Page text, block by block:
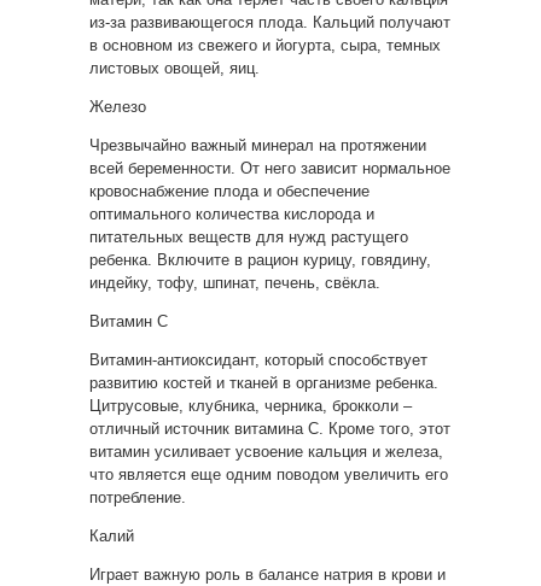
из-за развивающегося плода. Кальций получают
в основном из свежего и йогурта, сыра, темных
листовых овощей, яиц.
Железо
Чрезвычайно важный минерал на протяжении
всей беременности. От него зависит нормальное
кровоснабжение плода и обеспечение
оптимального количества кислорода и
питательных веществ для нужд растущего
ребенка. Включите в рацион курицу, говядину,
индейку, тофу, шпинат, печень, свёкла.
Витамин С
Витамин-антиоксидант, который способствует
развитию костей и тканей в организме ребенка.
Цитрусовые, клубника, черника, брокколи –
отличный источник витамина С. Кроме того, этот
витамин усиливает усвоение кальция и железа,
что является еще одним поводом увеличить его
потребление.
Калий
Играет важную роль в балансе натрия в крови и